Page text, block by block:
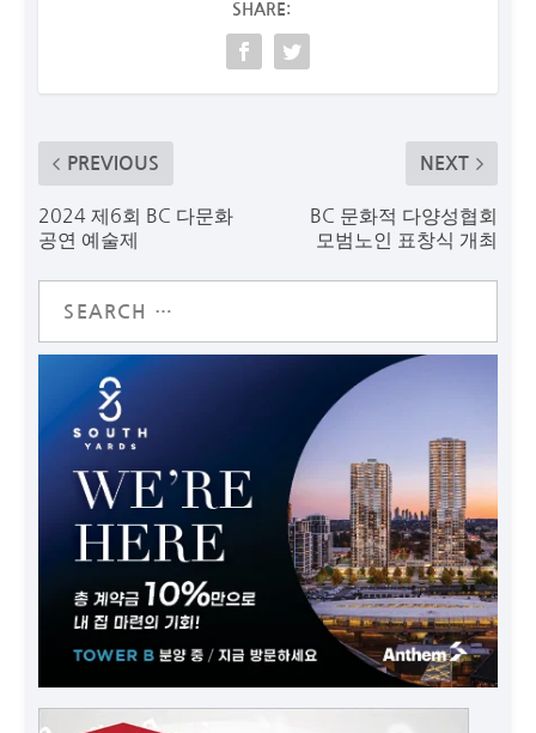
SHARE:
PREVIOUS
2024 제6회 BC 다문화
공연 예술제
NEXT
BC 문화적 다양성협회
모범노인 표창식 개최